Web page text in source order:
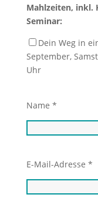
Mahlzeiten, inkl.
Seminar:
Dein Weg in
September,
Uhr
Name *
E-Mail-Adresse *